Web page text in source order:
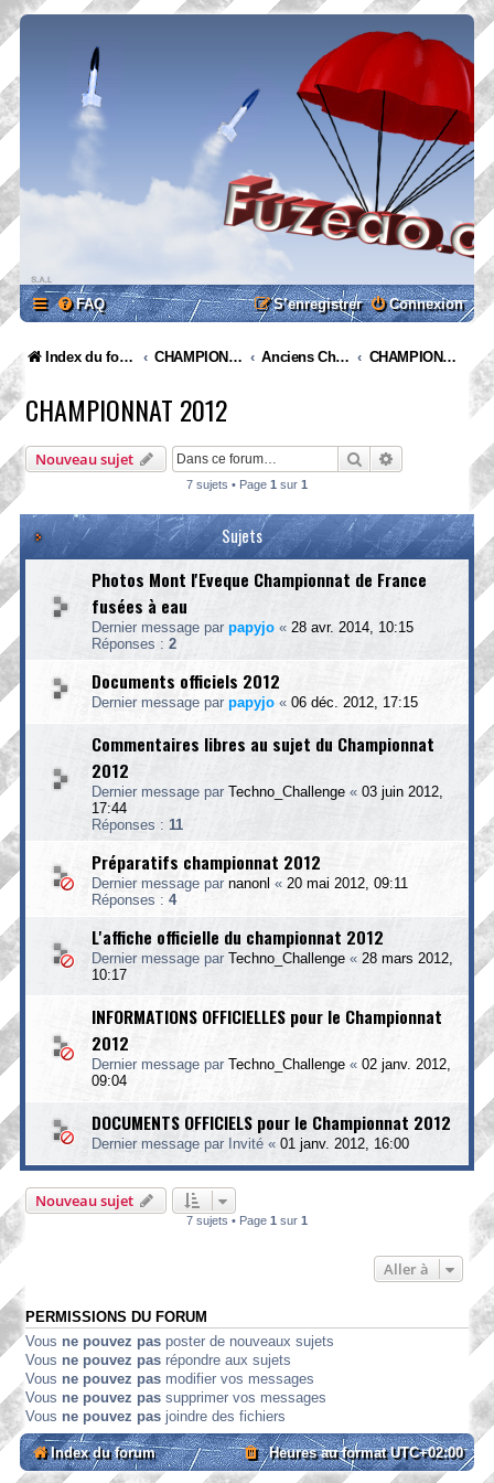
FAQ Connexion
S’enregistrer
Index du forum CHAMPIONNATS Anciens Championnats CHAMPIONNAT 2012
CHAMPIONNAT 2012
Nouveau sujet RechercherRecherche
7 sujets • Page 1 sur 1
Sujets
Photos Mont l'Eveque Championnat de France
fusées à eau
Dernier message par papyjo « 28 avr. 2014, 10:15
Réponses : 2
Documents officiels 2012
Dernier message par papyjo « 06 déc. 2012, 17:15
Commentaires libres au sujet du Championnat
2012
Dernier message par Techno_Challenge « 03 juin 2012,
17:44
Réponses : 11
Préparatifs championnat 2012
Dernier message par nanonl « 20 mai 2012, 09:11
Réponses : 4
L'affiche officielle du championnat 2012
Dernier message par Techno_Challenge « 28 mars 2012,
10:17
INFORMATIONS OFFICIELLES pour le Championnat
2012
Dernier message par Techno_Challenge « 02 janv. 2012,
09:04
DOCUMENTS OFFICIELS pour le Championnat 2012
Dernier message par Invité « 01 janv. 2012, 16:00
Nouveau sujet
7 sujets • Page 1 sur 1
Aller à
PERMISSIONS DU FORUM
Vous ne pouvez pas poster de nouveaux sujets
Vous ne pouvez pas répondre aux sujets
Vous ne pouvez pas modifier vos messages
Vous ne pouvez pas supprimer vos messages
Vous ne pouvez pas joindre des fichiers
Index du forum Heures au formatUTC+02:00